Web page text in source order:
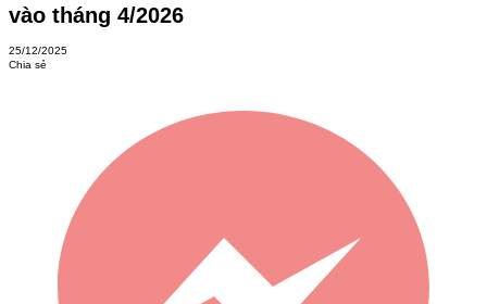
vào tháng 4/2026
25/12/2025
Chia sẻ